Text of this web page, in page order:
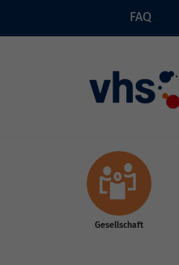
FAQ
Gesellschaft